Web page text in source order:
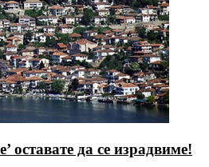
оставате да се израдвиме!